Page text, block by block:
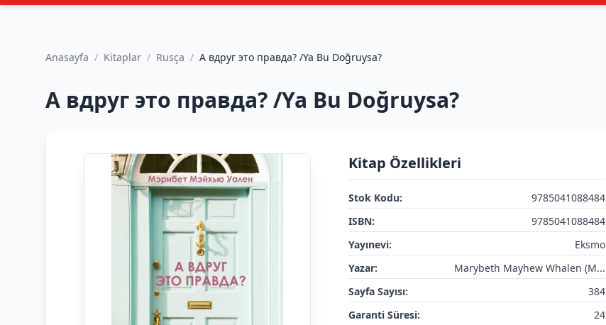
Anasayfa / Kitaplar / Rusça / А вдруг это правда? /Ya Bu Doğruysa?
А вдруг это правда? /Ya Bu Doğruysa?
Kitap Özellikleri
Stok Kodu:
9785041088484
ISBN:
9785041088484
Yayınevi:
Eksmo
Yazar:
Marybeth Mayhew Whalen (M...
Sayfa Sayısı:
384
Garanti Süresi:
24